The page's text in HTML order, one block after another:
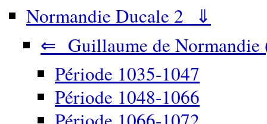
Normandie Ducale 2 ⇓
⇐ Guillaume de Normandie
Période 1035-1047
Période 1048-1066